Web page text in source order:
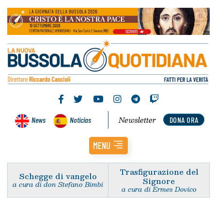
News Noticias DONA ORA
Newsletter
MENU
Schegge di vangelo
a cura di don Stefano Bimbi
Trasfigurazione del
Signore
a cura di Ermes Dovico